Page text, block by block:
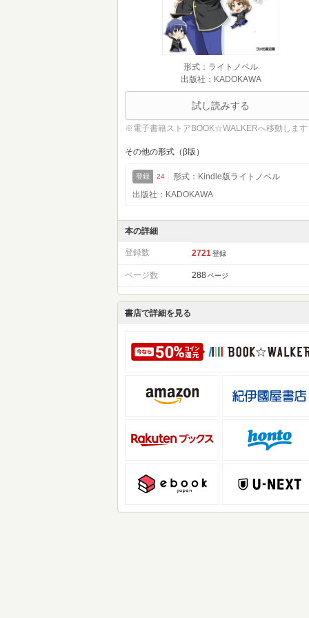
形式：ライトノベル
出版社：KADOKAWA
試し読みする
※電子書籍ストアBOOK☆WALKERへ移動します
その他の形式（β版）
登録 24
形式：Kindle版ライトノベル
出版社：KADOKAWA
本の詳細
登録数 2721 登録
ページ数 288 ページ
書店で詳細を見る